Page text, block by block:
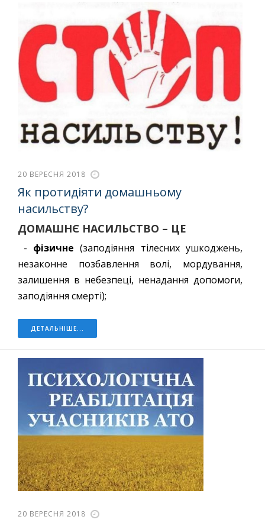
20 ВЕРЕСНЯ 2018
Як протидіяти домашньому
насильству?
ДОМАШНЄ НАСИЛЬСТВО – ЦЕ
- фізичне (заподіяння тілесних ушкоджень,
незаконне позбавлення волі, мордування,
залишення в небезпеці, ненадання допомоги,
заподіяння смерті);
ДЕТАЛЬНІШЕ...
20 ВЕРЕСНЯ 2018